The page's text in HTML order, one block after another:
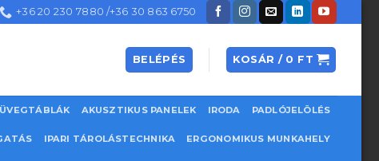
+36 20 230 7880 /+36 30 863 6750
BELÉPÉS KOSÁR / 0 FT
AKUSZTIKUS PANELEK IRODA PADLÓJELÖLÉS
IPARI TÁROLÁSTECHNIKA ERGONOMIKUS MUNKAHELY